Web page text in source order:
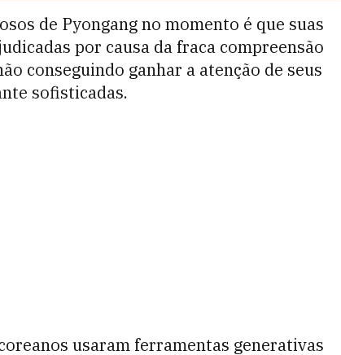
de Pyongang no momento é que suas
por causa da fraca compreensão
conseguindo ganhar a atenção de seus
sofisticadas.
usaram ferramentas generativas